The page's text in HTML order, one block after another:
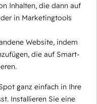
Inhalten, die dann auf
in Marketingtools
Website, indem
die auf Smart-
ganz einfach in Ihre
Installieren Sie eine